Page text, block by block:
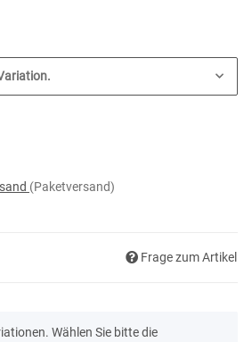
(Paketversand)
Frage zum Artikel
Wählen Sie bitte die